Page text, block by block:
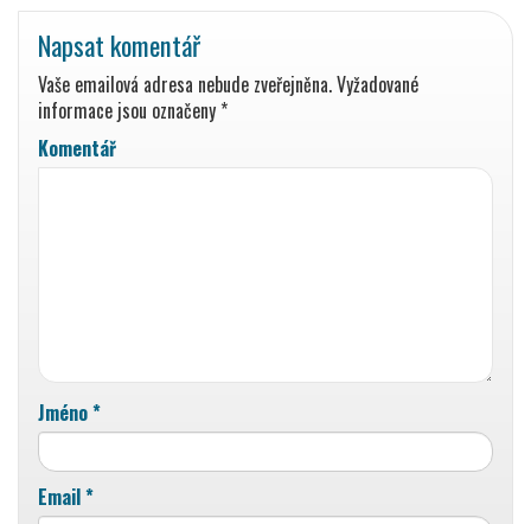
Napsat komentář
Vaše emailová adresa nebude zveřejněna.Vyžadované
informace jsou označeny *
Komentář
Jméno*
Email*